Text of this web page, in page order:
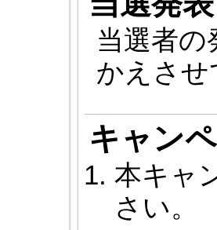
当選者
かえさ
キャン
本キャ
さい。